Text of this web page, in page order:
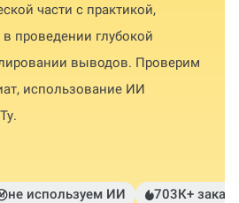
части с практикой,
проведении глубокой
выводов. Проверим
использование ИИ
не используем ИИ 703К+